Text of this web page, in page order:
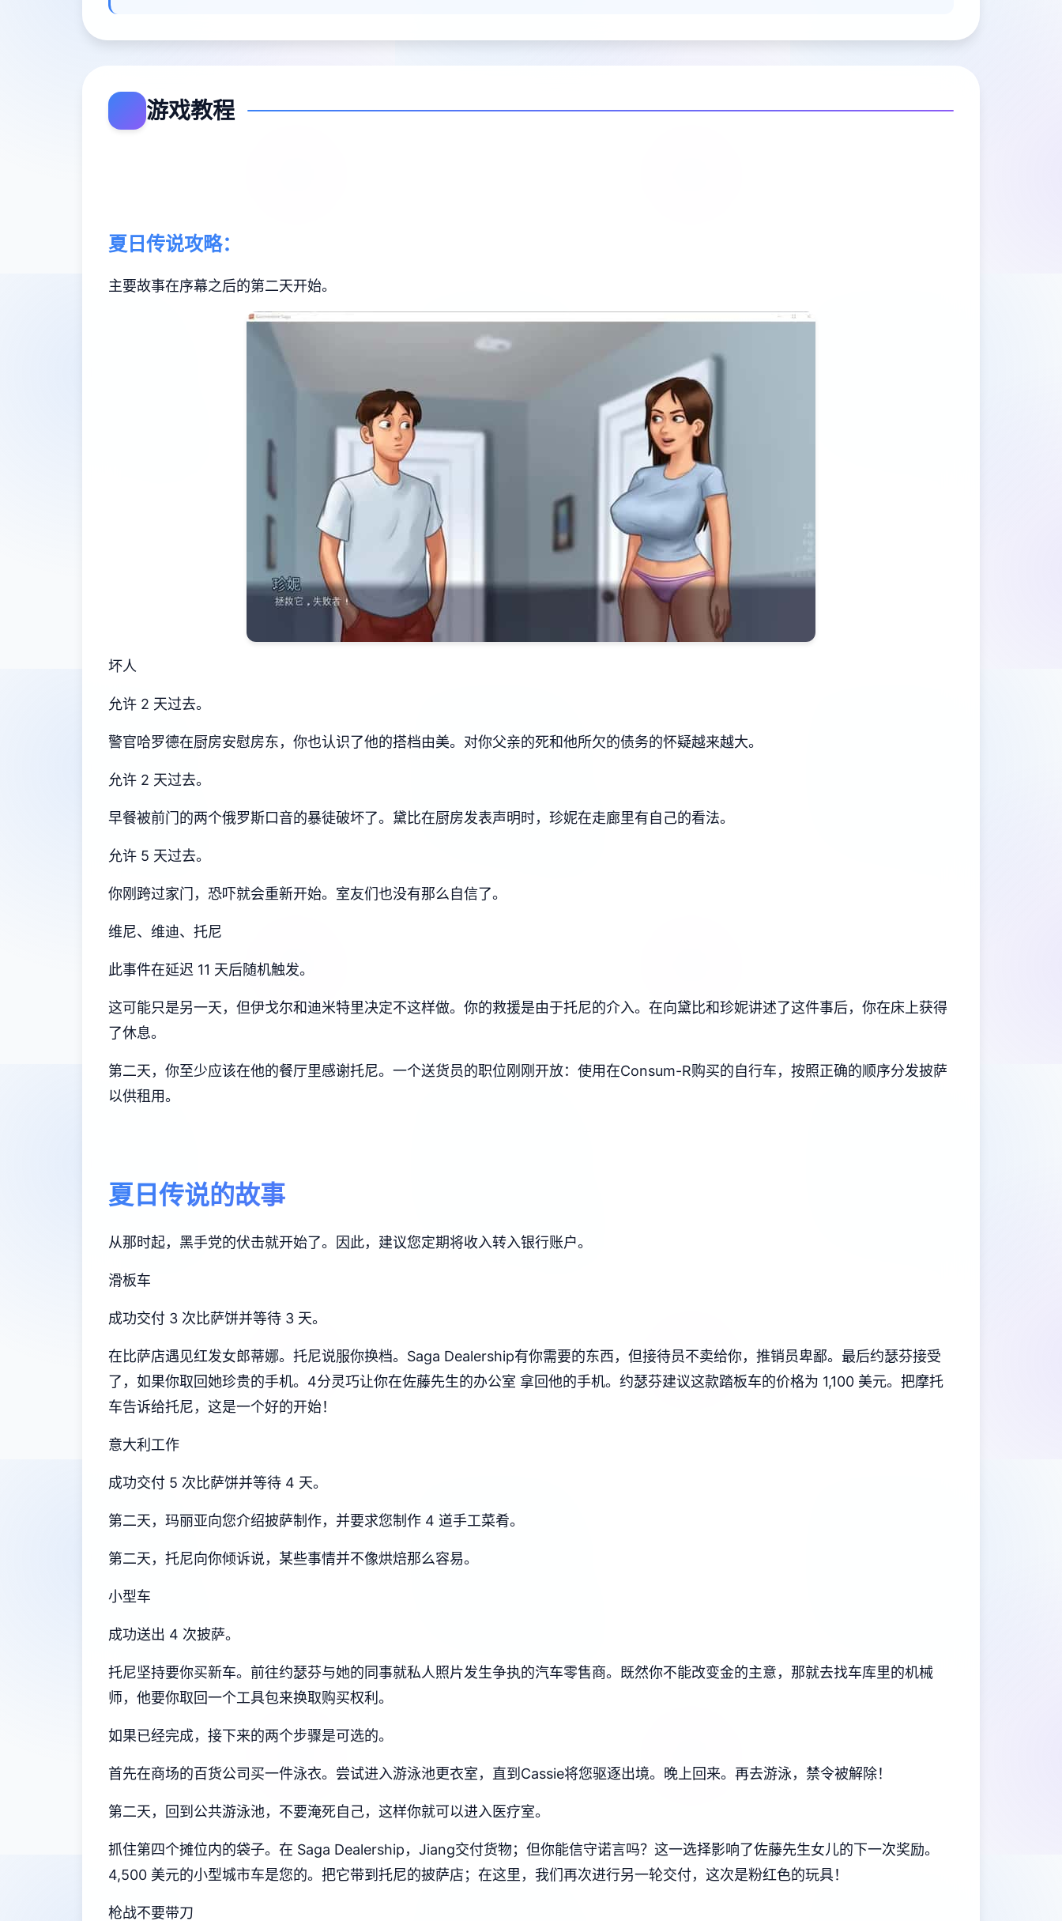
游戏教程
夏日传说攻略：
主要故事在序幕之后的第二天开始。
坏人
允许 2 天过去。
警官哈罗德在厨房安慰房东，你也认识了他的搭档由美。对你父亲的死和他所欠的债务的怀疑越来越大。
允许 2 天过去。
早餐被前门的两个俄罗斯口音的暴徒破坏了。黛比在厨房发表声明时，珍妮在走廊里有自己的看法。
允许 5 天过去。
你刚跨过家门，恐吓就会重新开始。室友们也没有那么自信了。
维尼、维迪、托尼
此事件在延迟 11 天后随机触发。
这可能只是另一天，但伊戈尔和迪米特里决定不这样做。你的救援是由于托尼的介入。在向黛比和珍妮讲述了这件事后，你在床上获得
了休息。
第二天，你至少应该在他的餐厅里感谢托尼。一个送货员的职位刚刚开放：使用在Consum-R购买的自行车，按照正确的顺序分发披萨
以供租用。
夏日传说的故事
从那时起，黑手党的伏击就开始了。因此，建议您定期将收入转入银行账户。
滑板车
成功交付 3 次比萨饼并等待 3 天。
在比萨店遇见红发女郎蒂娜。托尼说服你换档。Saga Dealership有你需要的东西，但接待员不卖给你，推销员卑鄙。最后约瑟芬接受
了，如果你取回她珍贵的手机。4分灵巧让你在佐藤先生的办公室 拿回他的手机。约瑟芬建议这款踏板车的价格为 1,100 美元。把摩托
车告诉给托尼，这是一个好的开始！
意大利工作
成功交付 5 次比萨饼并等待 4 天。
第二天，玛丽亚向您介绍披萨制作，并要求您制作 4 道手工菜肴。
第二天，托尼向你倾诉说，某些事情并不像烘焙那么容易。
小型车
成功送出 4 次披萨。
托尼坚持要你买新车。前往约瑟芬与她的同事就私人照片发生争执的汽车零售商。既然你不能改变金的主意，那就去找车库里的机械
师，他要你取回一个工具包来换取购买权利。
如果已经完成，接下来的两个步骤是可选的。
首先在商场的百货公司买一件泳衣。尝试进入游泳池更衣室，直到Cassie将您驱逐出境。晚上回来。再去游泳，禁令被解除！
第二天，回到公共游泳池，不要淹死自己，这样你就可以进入医疗室。
抓住第四个摊位内的袋子。在 Saga Dealership，Jiang交付货物；但你能信守诺言吗？这一选择影响了佐藤先生女儿的下一次奖励。
4,500 美元的小型城市车是您的。把它带到托尼的披萨店；在这里，我们再次进行另一轮交付，这次是粉红色的玩具！
枪战不要带刀